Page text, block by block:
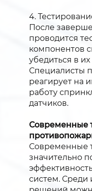
4.
После
проводится
компонентов
убедиться в
Специалисты
реагирует на
работу
датчиков.
Современные
Современные
значительно
систем.